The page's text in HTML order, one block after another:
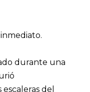
durante una
del